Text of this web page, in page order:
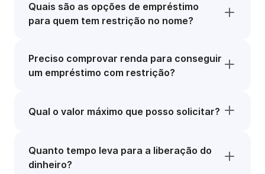
Quais são as opções de empréstimo
para quem tem restrição no nome?
Preciso comprovar renda para conseguir
um empréstimo com restrição?
Qual o valor máximo que posso solicitar?
Quanto tempo leva para a liberação do
dinheiro?